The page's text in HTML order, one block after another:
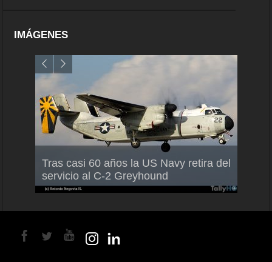
IMÁGENES
Tras casi 60 años la US Navy retira del
servicio al C-2 Greyhound
Air France-KLM anuncia a Guilhem
Mallet como nuevo Director General
para América Latina